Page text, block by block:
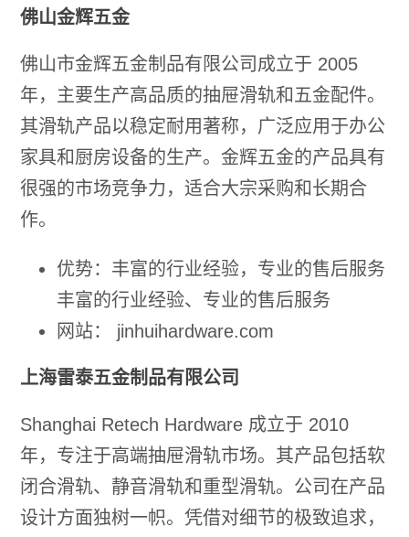
佛山金辉五金
佛山市金辉五金制品有限公司成立于 2005
年，主要生产高品质的抽屉滑轨和五金配件。
其滑轨产品以稳定耐用著称，广泛应用于办公
家具和厨房设备的生产。金辉五金的产品具有
很强的市场竞争力，适合大宗采购和长期合
作。
优势：丰富的行业经验，专业的售后服务
丰富的行业经验、专业的售后服务
网站： jinhuihardware.com
上海雷泰五金制品有限公司
Shanghai Retech Hardware 成立于 2010
年，专注于高端抽屉滑轨市场。其产品包括软
闭合滑轨、静音滑轨和重型滑轨。公司在产品
设计方面独树一帜。凭借对细节的极致追求，